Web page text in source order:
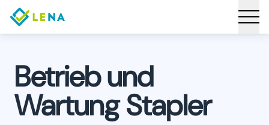
Betrieb und
Wartung Stapler